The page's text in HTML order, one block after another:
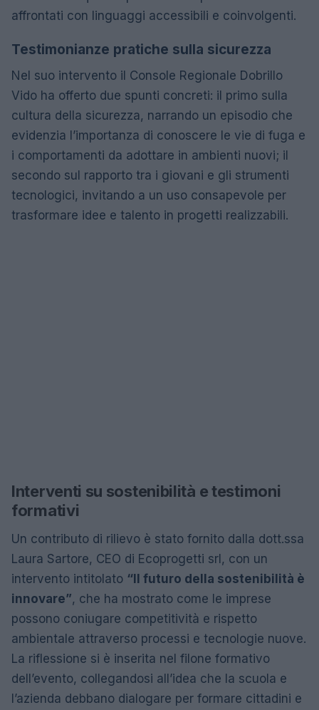
affrontati con linguaggi accessibili e coinvolgenti.
Testimonianze pratiche sulla sicurezza
Nel suo intervento il Console Regionale Dobrillo
Vido ha offerto due spunti concreti: il primo sulla
cultura della sicurezza, narrando un episodio che
evidenzia l’importanza di conoscere le vie di fuga e
i comportamenti da adottare in ambienti nuovi; il
secondo sul rapporto tra i giovani e gli strumenti
tecnologici, invitando a un uso consapevole per
trasformare idee e talento in progetti realizzabili.
Interventi su sostenibilità e testimoni
formativi
Un contributo di rilievo è stato fornito dalla dott.ssa
Laura Sartore, CEO di Ecoprogetti srl, con un
intervento intitolato “Il futuro della sostenibilità è
innovare”, che ha mostrato come le imprese
possono coniugare competitività e rispetto
ambientale attraverso processi e tecnologie nuove.
La riflessione si è inserita nel filone formativo
dell’evento, collegandosi all’idea che la scuola e
l’azienda debbano dialogare per formare cittadini e